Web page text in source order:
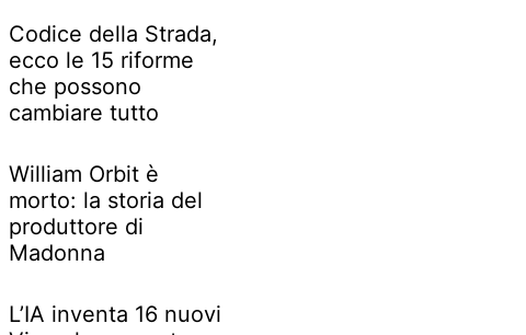
Codice della Strada,
ecco le 15 riforme
che possono
cambiare tutto
William Orbit è
morto: la storia del
produttore di
Madonna
L’IA inventa 16 nuovi